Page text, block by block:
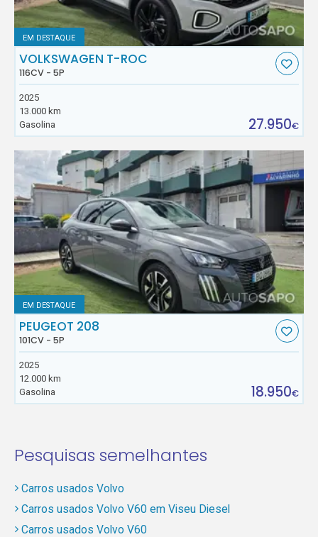
EM DESTAQUE
VOLKSWAGEN T-ROC
116CV - 5P
2025
13.000 km
Gasolina
27.950€
EM DESTAQUE
PEUGEOT 208
101CV - 5P
2025
12.000 km
Gasolina
18.950€
Pesquisas semelhantes
Carros usados Volvo
Carros usados Volvo V60 em Viseu Diesel
Carros usados Volvo V60